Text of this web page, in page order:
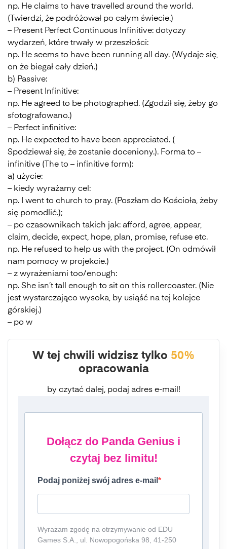
np. He claims to have travelled around the world.
(Twierdzi, że podróżował po całym świecie.)
– Present Perfect Continuous Infinitive: dotyczy
wydarzeń, które trwały w przeszłości:
np. He seems to have been running all day. (Wydaje się,
on że biegał cały dzień.)
b) Passive:
– Present Infinitive:
np. He agreed to be photographed. (Zgodził się, żeby go
sfotografowano.)
– Perfect infinitive:
np. He expected to have been appreciated. (
Spodziewał się, że zostanie doceniony.). Forma to –
infinitive (The to – infinitive form):
a) użycie:
– kiedy wyrażamy cel:
np. I went to church to pray. (Poszłam do Kościoła, żeby
się pomodlić.);
– po czasownikach takich jak: afford, agree, appear,
claim, decide, expect, hope, plan, promise, refuse etc.
np. He refused to help us with the project. (On odmówił
nam pomocy w projekcie.)
– z wyrażeniami too/enough:
np. She isn’t tall enough to sit on this rollercoaster. (Nie
jest wystarczająco wysoka, by usiąść na tej kolejce
górskiej.)
– po w
W tej chwili widzisz tylko 50%
opracowania
by czytać dalej, podaj adres e-mail!
Dołącz do Panda Genius i
czytaj bez limitu!
Podaj poniżej swój adres e-mail
Wyrażam zgodę na otrzymywanie od EDU
Games S.A., ul. Nowopogońska 98, 41-250